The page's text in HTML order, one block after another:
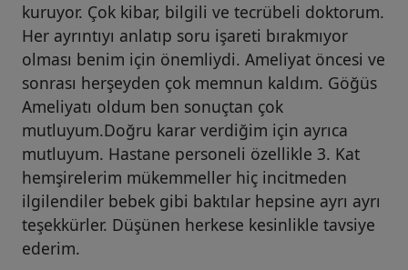
kuruyor. Çok kibar, bilgili ve tecrübeli doktorum.
Her ayrıntıyı anlatıp soru işareti bırakmıyor
olması benim için önemliydi. Ameliyat öncesi ve
sonrası herşeyden çok memnun kaldım. Göğüs
Ameliyatı oldum ben sonuçtan çok
mutluyum.Doğru karar verdiğim için ayrıca
mutluyum. Hastane personeli özellikle 3. Kat
hemşirelerim mükemmeller hiç incitmeden
ilgilendiler bebek gibi baktılar hepsine ayrı ayrı
teşekkürler. Düşünen herkese kesinlikle tavsiye
ederim.